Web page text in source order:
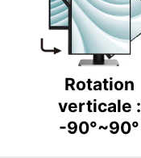
Rotation
verticale :
-90°~90°